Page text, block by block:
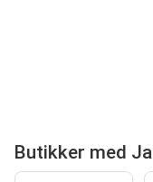
Butikker med